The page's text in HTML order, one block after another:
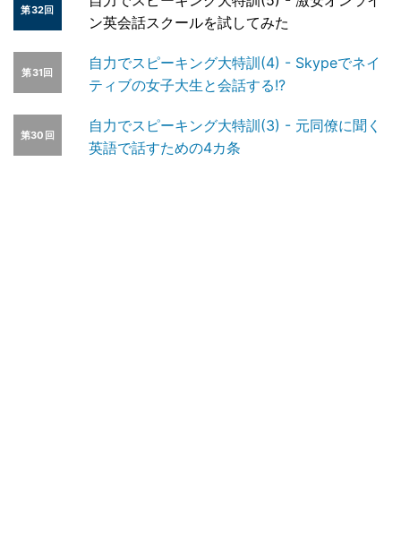
第32回
ン英会話スクールを試してみた
第31回
自力でスピーキング大特訓(4) - Skypeでネイ
ティブの女子大生と会話する!?
第30回
自力でスピーキング大特訓(3) - 元同僚に聞く
英語で話すための4カ条